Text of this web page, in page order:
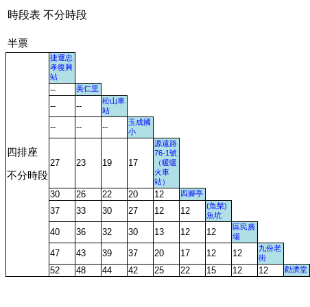
時段表 不分時段
半票
四排座
不分時段
捷運忠
孝復興
站
-- 美仁里
-- --
松山車
站
-- -- --
玉成國
小
27 23 19 17
源遠路
76-1號
（暖暖
火車
站）
30 26 22 20 12 四腳亭
37 33 30 27 12 12
(魚桀)
魚坑
40 36 32 30 13 12 12
區民廣
場
47 43 39 37 20 17 12 12
九份老
街
52 48 44 42 25 22 15 12 12 勸濟堂